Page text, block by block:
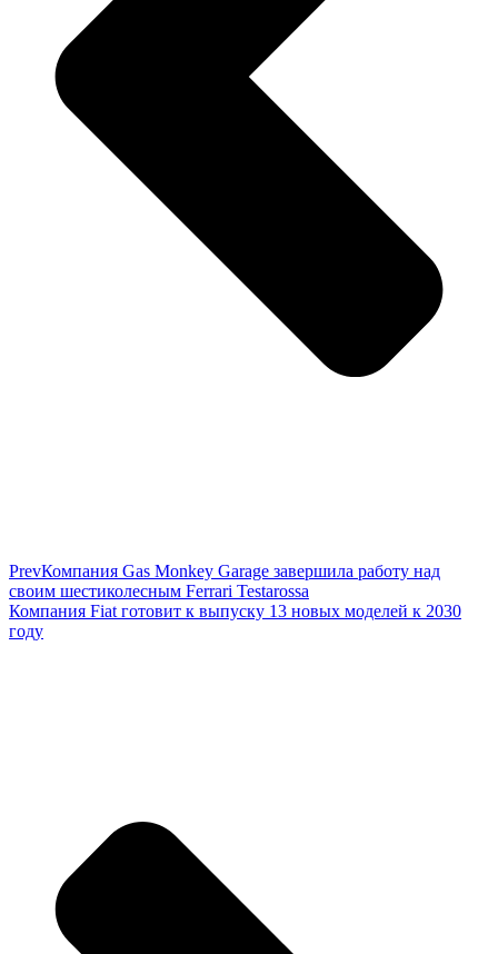
PrevКомпания Gas Monkey Garage завершила работу над
своим шестиколесным Ferrari Testarossa
Компания Fiat готовит к выпуску 13 новых моделей к 2030
году